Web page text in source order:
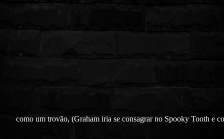
como um trovão, (Graham iria se consagrar no Spooky Tooth e